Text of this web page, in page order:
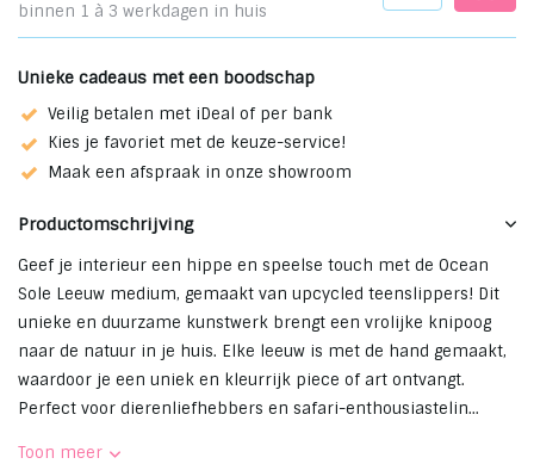
binnen 1 à 3 werkdagen in huis
Unieke cadeaus met een boodschap
Veilig betalen met iDeal of per bank
Kies je favoriet met de keuze-service!
Maak een afspraak in onze showroom
Productomschrijving
Geef je interieur een hippe en speelse touch met de Ocean
Sole Leeuw medium, gemaakt van upcycled teenslippers! Dit
unieke en duurzame kunstwerk brengt een vrolijke knipoog
naar de natuur in je huis. Elke leeuw is met de hand gemaakt,
waardoor je een uniek en kleurrijk piece of art ontvangt.
Perfect voor dierenliefhebbers en safari-enthousiastelin...
Toon meer